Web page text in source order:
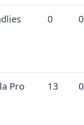
0 0
Pro 13 0